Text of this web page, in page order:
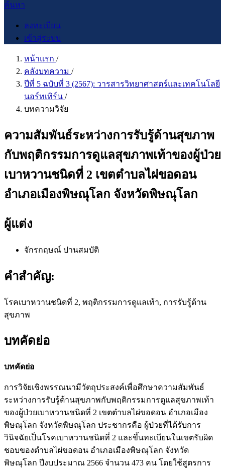
ค้นหา
ลงทะเบียน
เข้าสู่ระบบ
หน้าแรก /
คลังบทความ /
ปีที่ 5 ฉบับที่ 3 (2567): วารสารวิทยาศาสตร์และเทคโนโลยี
นอร์ทเทิร์น /
บทความวิจัย
ความสัมพันธ์ระหว่างการรับรู้ด้านสุขภาพ
กับพฤติกรรมการดูแลสุขภาพเท้าของผู้ป่วย
เบาหวานชนิดที่ 2 เขตตำบลไผ่ขอดอน
อำเภอเมืองพิษณุโลก จังหวัดพิษณุโลก
ผู้แต่ง
จักรกฤษณ์ ปานสมบัติ
คำสำคัญ:
โรคเบาหวานชนิดที่ 2, พฤติกรรมการดูแลเท้า, การรับรู้ด้าน
สุขภาพ
บทคัดย่อ
บทคัดย่อ
การวิจัยเชิงพรรณนามีวัตถุประสงค์เพื่อศึกษาความสัมพันธ์
ระหว่างการรับรู้ด้านสุขภาพกับพฤติกรรมการดูแลสุขภาพเท้า
ของผู้ป่วยเบาหวานชนิดที่ 2 เขตตำบลไผ่ขอดอน อำเภอเมือง
พิษณุโลก จังหวัดพิษณุโลก ประชากรคือ ผู้ป่วยที่ได้รับการ
วินิจฉัยเป็นโรคเบาหวานชนิดที่ 2 และขึ้นทะเบียนในเขตรับผิด
ชอบของตำบลไผ่ขอดอน อำเภอเมืองพิษณุโลก จังหวัด
พิษณุโลก ปีงบประมาณ 2566 จำนวน 473 คน โดยใช้สูตรการ